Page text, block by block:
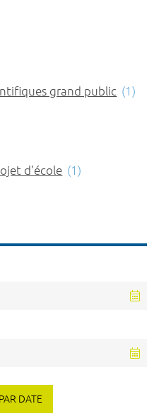
grand public (1)
d'école (1)
DATE